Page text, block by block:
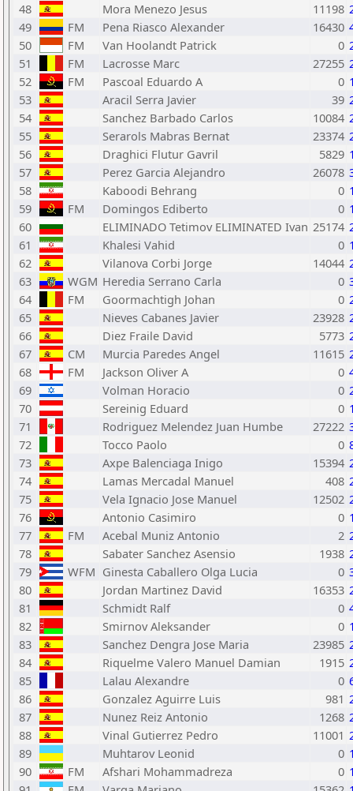
48
Mora Menezo Jesus 11198
49
FM Pena Riasco Alexander 16430
50
FM Van Hoolandt Patrick 0
51
FM Lacrosse Marc 27255
52
FM Pascoal Eduardo A 0
53
Aracil Serra Javier 39
54
Sanchez Barbado Carlos 10084
55
Serarols Mabras Bernat 23374
56
Draghici Flutur Gavril 5829
57
Perez Garcia Alejandro 26078
58
Kaboodi Behrang 0
59
FM Domingos Ediberto 0
60
ELIMINADO Tetimov ELIMINATED Ivan 25174
61
Khalesi Vahid 0
62
Vilanova Corbi Jorge 14044
63
WGM Heredia Serrano Carla 0
64
FM Goormachtigh Johan 0
65
Nieves Cabanes Javier 23928
66
Diez Fraile David 5773
67
CM Murcia Paredes Angel 11615
68
FM Jackson Oliver A 0
69
Volman Horacio 0
70
Sereinig Eduard 0
71
Rodriguez Melendez Juan Humbe 27222
72
Tocco Paolo 0
73
Axpe Balenciaga Inigo 15394
74
Lamas Mercadal Manuel 408
75
Vela Ignacio Jose Manuel 12502
76
Antonio Casimiro 0
77
FM Acebal Muniz Antonio 2
78
Sabater Sanchez Asensio 1938
79
WFM Ginesta Caballero Olga Lucia 0
80
Jordan Martinez David 16353
81
Schmidt Ralf 0
82
Smirnov Aleksander 0
83
Sanchez Dengra Jose Maria 23985
84
Riquelme Valero Manuel Damian 1915
85
Lalau Alexandre 0
86
Gonzalez Aguirre Luis 981
87
Nunez Reiz Antonio 1268
88
Vinal Gutierrez Pedro 11001
89
Muhtarov Leonid 0
90
FM Afshari Mohammadreza 0